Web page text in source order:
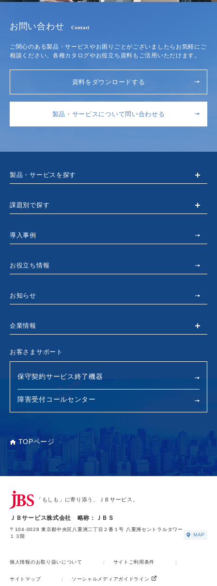
お問い合わせ Contact
ご関心のある製品・サービスやお困りごとがございましたらお気軽にご
相談ください。各種カタログやお役立ち資料もご活用いただけます。
資料をダウンロードする
製品・サービスについて問い合わせる
製品・サービスを探す
課題別で探す
導入事例
お役立ち情報
お知らせ
企業情報
お客さまサポート
保守契約サービス終了機器
障害受付コールセンター
TOPページ
「もしも」に寄り添う、ＪＢサービス。
ＪＢサービス株式会社 略称：ＪＢＳ
〒104-0028 東京都中央区八重洲二丁目２番１号 八重洲セントラルタワー
１３階
MAP
個人情報のお取り扱いについて サイトご利用条件
サイトマップ ソーシャルメディアガイドライン